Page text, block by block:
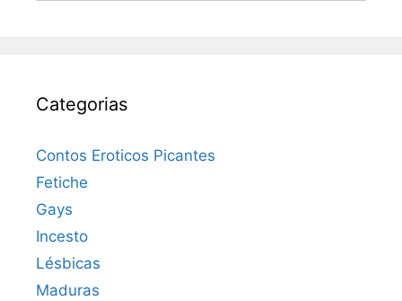
Categorias
Contos Eroticos Picantes
Fetiche
Gays
Incesto
Lésbicas
Maduras